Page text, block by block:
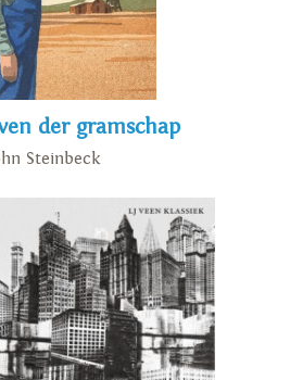
der gramschap
Steinbeck